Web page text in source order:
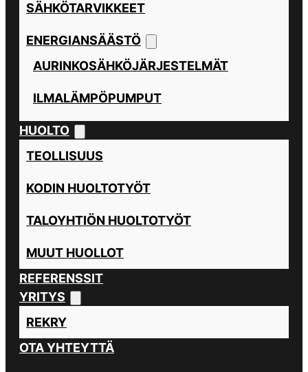
SÄHKÖTARVIKKEET
ENERGIANSÄÄSTÖ
AURINKOSÄHKÖJÄRJESTELMÄT
ILMALÄMPÖPUMPUT
HUOLTO
TEOLLISUUS
KODIN HUOLTOTYÖT
TALOYHTIÖN HUOLTOTYÖT
MUUT HUOLLOT
REFERENSSIT
YRITYS
REKRY
OTA YHTEYTTÄ